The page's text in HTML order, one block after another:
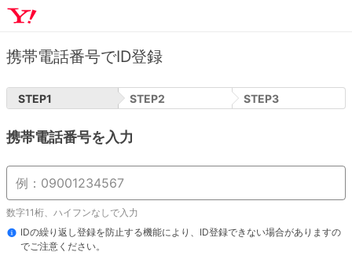
携帯電話番号でID登録
STEP1 STEP2 STEP3
携帯電話番号を入力
数字11桁、ハイフンなしで入力
IDの繰り返し登録を防止する機能により、ID登録できない場合がありますの
でご注意ください。